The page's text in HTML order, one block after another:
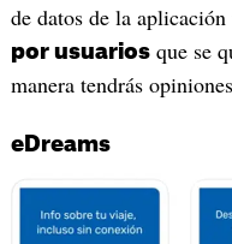
de datos de la
por usuariosque se
manera tendrás
eDreams